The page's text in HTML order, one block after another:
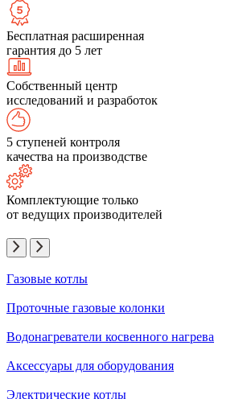
Бесплатная расширенная
гарантия до 5 лет
Собственный центр
исследований и разработок
5 ступеней контроля
качества на производстве
Комплектующие только
от ведущих производителей
Газовые котлы
Проточные газовые колонки
Водонагреватели косвенного нагрева
Аксессуары для оборудования
Электрические котлы